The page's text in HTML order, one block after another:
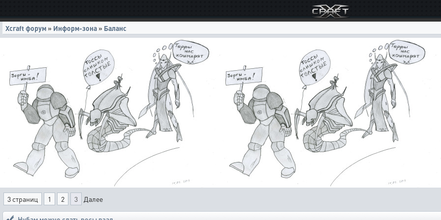
Xcraft форум » Информ-зона » Баланс
3 страниц 1 2 3 Далее